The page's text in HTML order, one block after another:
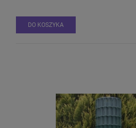
DO KOSZYKA